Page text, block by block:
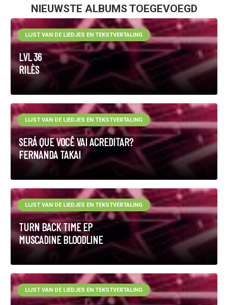
NIEUWSTE ALBUMS TOEGEVOEGD
LVL 36
RILÈS
LIJST VAN DE LIEDJES EN TEKSTVERTALING
SERÁ QUE VOCÊ VAI ACREDITAR?
FERNANDA TAKAI
LIJST VAN DE LIEDJES EN TEKSTVERTALING
TURN BACK TIME EP
MUSCADINE BLOODLINE
LIJST VAN DE LIEDJES EN TEKSTVERTALING
LIJST VAN DE LIEDJES EN TEKSTVERTALING